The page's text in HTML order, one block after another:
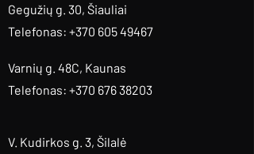
Gegužių g. 30, Šiauliai
Telefonas: +370 605 49467
Varnių g. 48C, Kaunas
Telefonas: +370 676 38203
V. Kudirkos g. 3, Šilalė